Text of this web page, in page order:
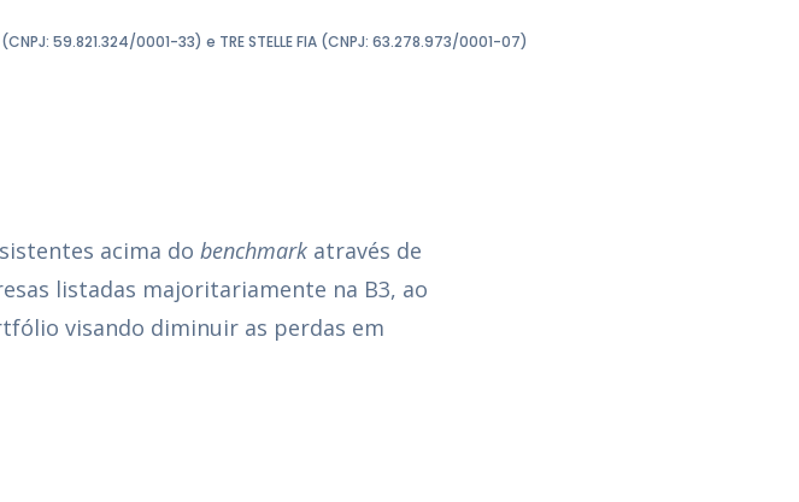
59.821.324/0001-33) e TRE STELLE FIA (CNPJ: 63.278.973/0001-07)
acima do benchmark através de
listadas majoritariamente na B3, ao
visando diminuir as perdas em